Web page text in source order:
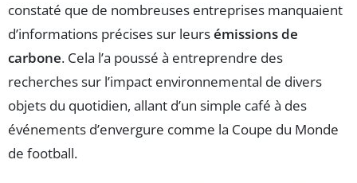
constaté que de nombreuses entreprises manquaient
d’informations précises sur leursémissions de
carbone. Cela l’a poussé à entreprendre des
recherches sur l’impact environnemental de divers
objets du quotidien, allant d’un simple café à des
événements d’envergure comme la Coupe du Monde
de football.